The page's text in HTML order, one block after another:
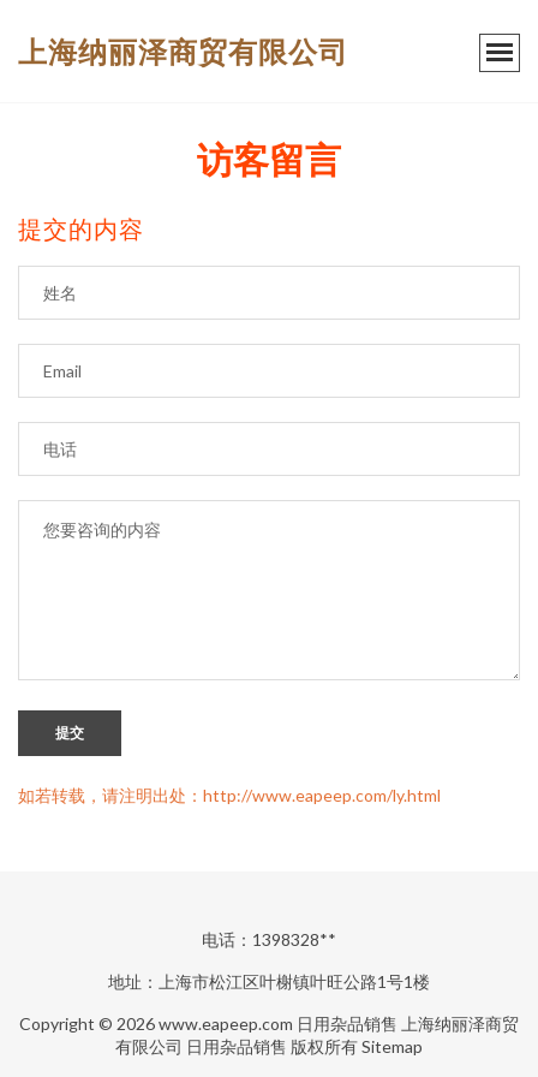
上海纳丽泽商贸有限公司
访客留言
提交的内容
提交
如若转载，请注明出处：http://www.eapeep.com/ly.html
电话：1398328**
地址：上海市松江区叶榭镇叶旺公路1号1楼
Copyright © 2026www.eapeep.com 日用杂品销售
上海纳丽泽商贸
有限公司 日用杂品销售 版权所有Sitemap